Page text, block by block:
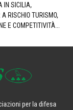
IN SICILIA,
RISCHIO TURISMO,
E COMPETITIVITÀ...
per la difesa